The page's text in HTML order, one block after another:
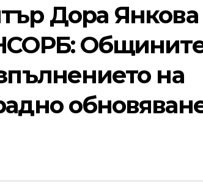
Дора Янкова
на